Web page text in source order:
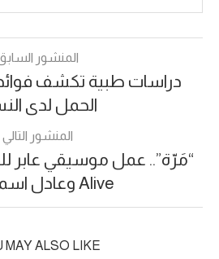
المنشور
دراسات طبية تكشف
الحمل لدى
المنشور التالي
Alive وعادل اسماعيلي
MAY ALSO LIKE